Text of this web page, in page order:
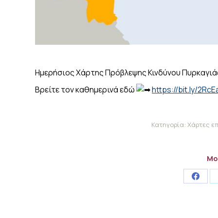
Ημερήσιος Χάρτης Πρόβλεψης Κινδύνου
Βρείτε τον καθημερινά εδώ
https://bit.ly/
Κατηγορία: Χάρτες
Share